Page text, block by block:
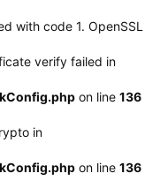
with code 1. OpenSSL
verify failed in
on line 136
in
on line 136